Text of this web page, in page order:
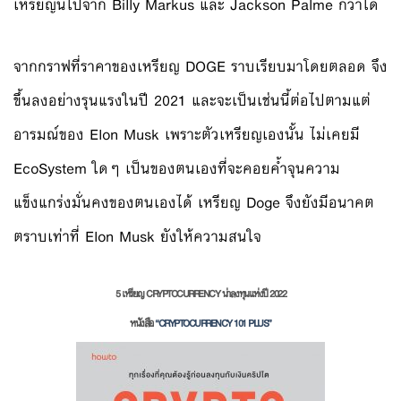
จากกราฟที่ราคาของเหรียญ DOGE ราบเรียบมาโดยตลอด จึง
ขึ้นลงอย่างรุนแรงในปี 2021 และจะเป็นเช่นนี้ต่อไปตามแต่
อารมณ์ของ Elon Musk เพราะตัวเหรียญเองนั้น ไม่เคยมี
EcoSystem ใดๆ เป็นของตนเองที่จะคอยค้ำจุนความ
แข็งแกร่งมั่นคงของตนเองได้ เหรียญ Doge จึงยังมีอนาคต
ตราบเท่าที่ Elon Musk ยังให้ความสนใจ
5 เหรียญ CRYPTOCURRENCY น่าลงทุนแห่งปี 2022
หนังสือ“CRYPTOCURRENCY 101 PLUS”